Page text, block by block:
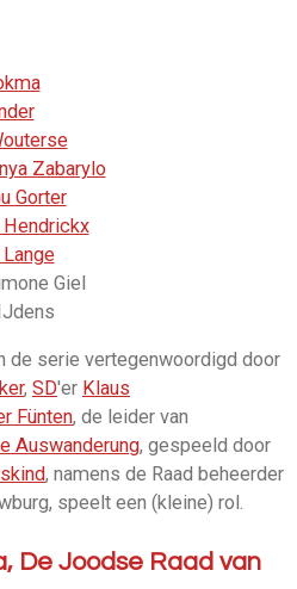
Zabarylo
Gorter
Giel
de serie vertegenwoordigd door
, SD'er Klaus
Fünten, de leider van
Auswanderung, gespeeld door
, namens de Raad beheerder
speelt een (kleine) rol.
De Joodse Raad van